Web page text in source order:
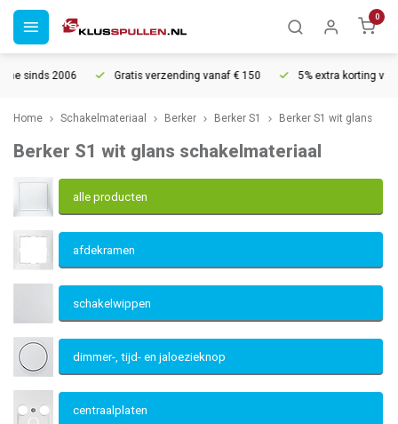
0
Gratis verzending vanaf € 150 5% extra korting vanaf € 1000
Home Schakelmateriaal Berker Berker S1 Berker S1 wit glans
Berker S1 wit glans schakelmateriaal
alle producten
afdekramen
schakelwippen
dimmer-, tijd- en jaloezieknop
centraalplaten